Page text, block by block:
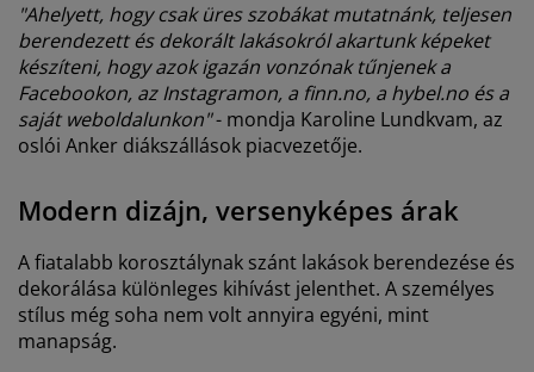
"Ahelyett, hogy csak üres szobákat mutatnánk, teljesen
berendezett és dekorált lakásokról akartunk képeket
készíteni, hogy azok igazán vonzónak tűnjenek a
Facebookon, az Instagramon, a finn.no, a hybel.no és a
saját weboldalunkon"- mondja Karoline Lundkvam, az
oslói Anker diákszállások piacvezetője.
Modern dizájn, versenyképes árak
A fiatalabb korosztálynak szánt lakások berendezése és
dekorálása különleges kihívást jelenthet. A személyes
stílus még soha nem volt annyira egyéni, mint
manapság.